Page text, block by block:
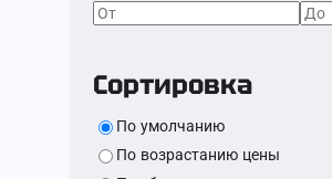
Сортировка
По умолчанию
По возрастанию цены